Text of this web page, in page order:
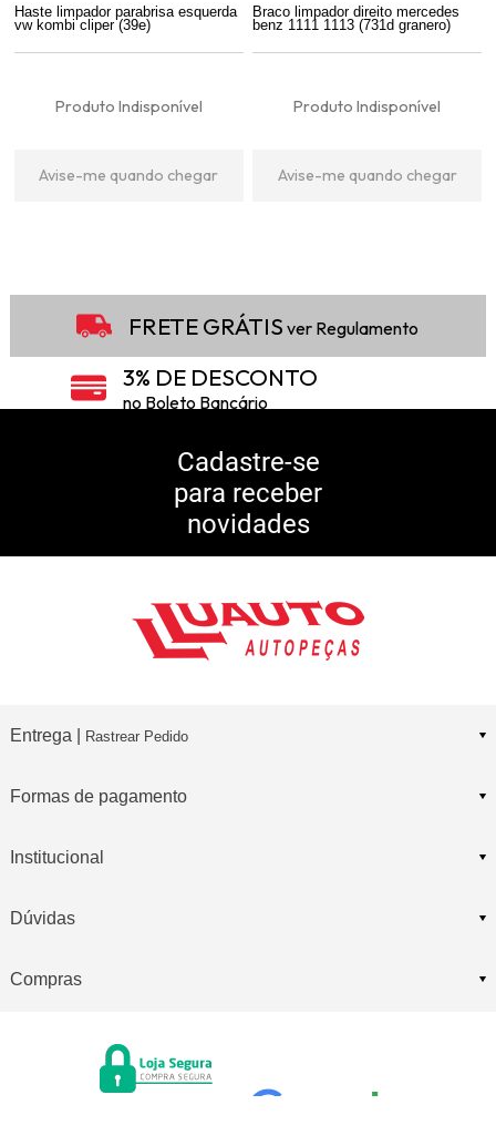
Haste limpador parabrisa esquerda
vw kombi cliper (39e)
Produto Indisponível
Avise-me quando chegar
Braco limpador direito mercedes
benz 1111 1113 (731d granero)
Produto Indisponível
Avise-me quando chegar
FRETE GRÁTIS ver Regulamento
3% DE DESCONTO
no Boleto Bancário
5% DE DESCONTO
10% DE CASHBACK
Consulte Regulamento
Cadastre-se
para receber
novidades
Entrega | Rastrear Pedido
Formas de pagamento
Institucional
Dúvidas
Compras